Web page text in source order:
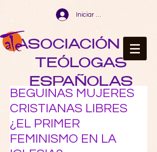
Iniciar sesión
ASOCIACIÓN DE
TEÓLOGAS
ESPAÑOLAS
BEGUINAS MUJERES
CRISTIANAS LIBRES
¿EL PRIMER
FEMINISMO EN LA